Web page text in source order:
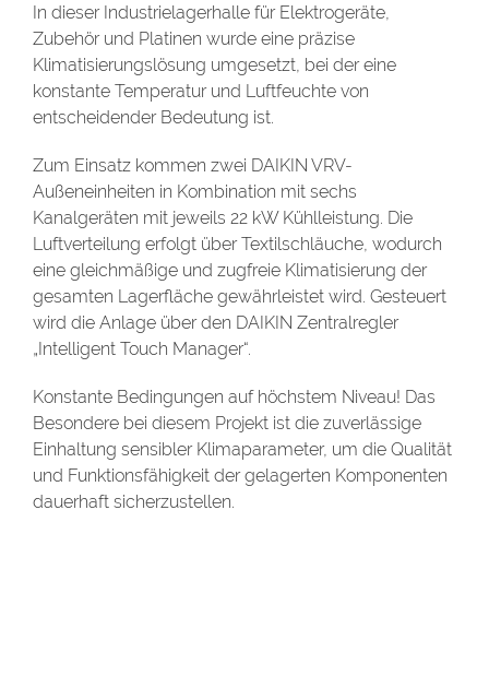
In dieser Industrielagerhalle für Elektrogeräte,
Zubehör und Platinen wurde eine präzise
Klimatisierungslösung umgesetzt, bei der eine
konstante Temperatur und Luftfeuchte von
entscheidender Bedeutung ist.
Zum Einsatz kommen zwei DAIKIN VRV-
Außeneinheiten in Kombination mit sechs
Kanalgeräten mit jeweils 22 kW Kühlleistung. Die
Luftverteilung erfolgt über Textilschläuche, wodurch
eine gleichmäßige und zugfreie Klimatisierung der
gesamten Lagerfläche gewährleistet wird. Gesteuert
wird die Anlage über den DAIKIN Zentralregler
„Intelligent Touch Manager“.
Konstante Bedingungen auf höchstem Niveau! Das
Besondere bei diesem Projekt ist die zuverlässige
Einhaltung sensibler Klimaparameter, um die Qualität
und Funktionsfähigkeit der gelagerten Komponenten
dauerhaft sicherzustellen.